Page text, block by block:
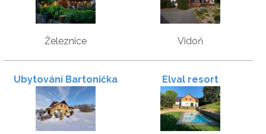
Železnice Vidoň
Ubytování Bartonička Elval resort